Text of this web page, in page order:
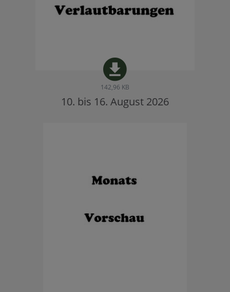
142,96 KB
10. bis 16. August 2026